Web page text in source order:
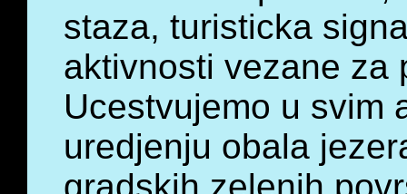
staza, turisticka
aktivnosti vezane za
Ucestvujemo u svim
uredjenju obala